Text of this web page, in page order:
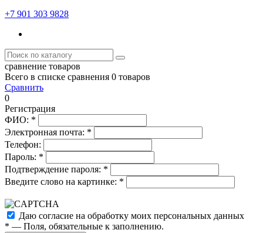
+7 901 303 9828
сравнение товаров
Всего в списке сравнения 0 товаров
Сравнить
0
Регистрация
ФИО: *
Электронная почта: *
Телефон:
Пароль: *
Подтверждение пароля: *
Введите слово на картинке: *
Даю согласие на обработку моих персональных данных
* — Поля, обязательные к заполнению.